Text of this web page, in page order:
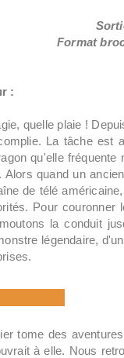
Format
:
quelle plaie !
La tâche est
qu'elle
Alors quand un
de télé
Pour couronner
la conduit
légendaire,
tome des
à elle. Nous